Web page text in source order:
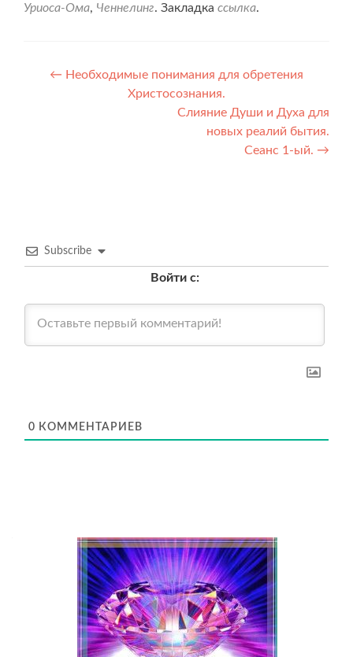
Уриоса-Ома, Ченнелинг. Закладка ссылка.
Навигация
← Необходимые понимания для обретения
Христосознания.
Слияние Души и Духа для
новых реалий бытия.
Сеанс 1-ый. →
Subscribe
Войти с:
0 КОММЕНТАРИЕВ